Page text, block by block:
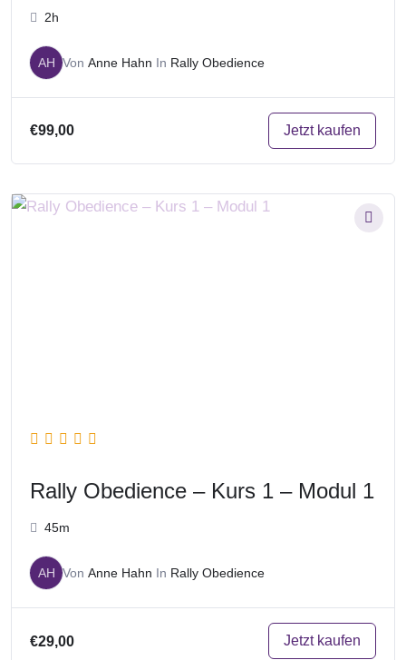
2h
AH Von Anne Hahn In Rally Obedience
€99,00 Jetzt kaufen
Rally Obedience – Kurs 1 – Modul 1
45m
AH Von Anne Hahn In Rally Obedience
€29,00 Jetzt kaufen